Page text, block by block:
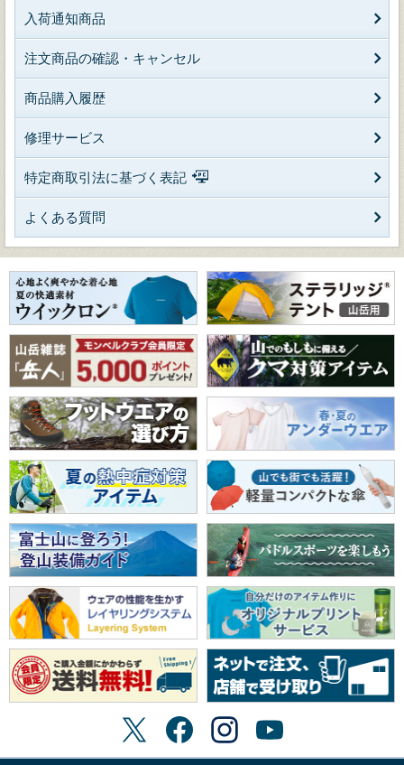
入荷通知商品
注文商品の確認・キャンセル
商品購入履歴
修理サービス
特定商取引法に基づく表記
よくある質問